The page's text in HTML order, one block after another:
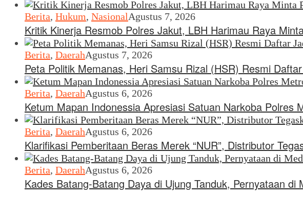
Berita, Hukum, NasionalAgustus 7, 2026
Kritik Kinerja Resmob Polres Jakut, LBH Harimau Raya
Berita, DaerahAgustus 7, 2026
Peta Politik Memanas, Heri Samsu Rizal (HSR) Resmi
Berita, DaerahAgustus 6, 2026
Ketum Mapan Indonessia Apresiasi Satuan Narkoba Polres
Berita, DaerahAgustus 6, 2026
Klarifikasi Pemberitaan Beras Merek “NUR”, Distributor
Berita, DaerahAgustus 6, 2026
Kades Batang-Batang Daya di Ujung Tanduk, Pernyataan